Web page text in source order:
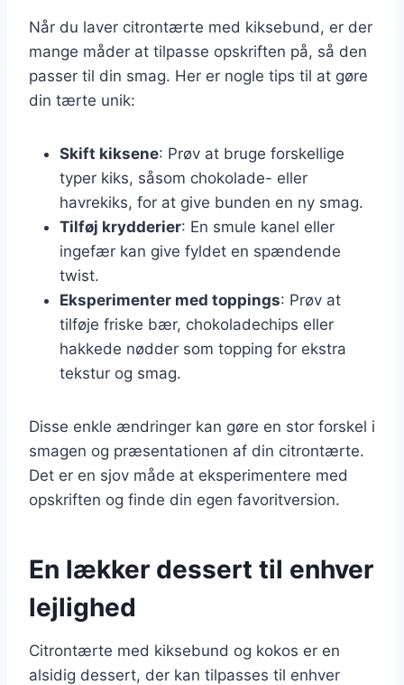
Når du laver citrontærte med kiksebund, er der
mange måder at tilpasse opskriften på, så den
passer til din smag. Her er nogle tips til at gøre
din tærte unik:
Skift kiksene: Prøv at bruge forskellige
typer kiks, såsom chokolade- eller
havrekiks, for at give bunden en ny smag.
Tilføj krydderier: En smule kanel eller
ingefær kan give fyldet en spændende
twist.
Eksperimenter med toppings: Prøv at
tilføje friske bær, chokoladechips eller
hakkede nødder som topping for ekstra
tekstur og smag.
Disse enkle ændringer kan gøre en stor forskel i
smagen og præsentationen af din citrontærte.
Det er en sjov måde at eksperimentere med
opskriften og finde din egen favoritversion.
En lækker dessert til enhver
lejlighed
Citrontærte med kiksebund og kokos er en
alsidig dessert, der kan tilpasses til enhver